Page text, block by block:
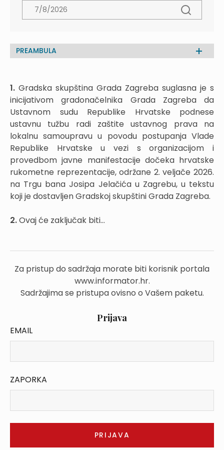
PREAMBULA
1. Gradska skupština Grada Zagreba suglasna je s
inicijativom gradonačelnika Grada Zagreba da
Ustavnom sudu Republike Hrvatske podnese
ustavnu tužbu radi zaštite ustavnog prava na
lokalnu samoupravu u povodu postupanja Vlade
Republike Hrvatske u vezi s organizacijom i
provedbom javne manifestacije dočeka hrvatske
rukometne reprezentacije, održane 2. veljače 2026.
na Trgu bana Josipa Jelačića u Zagrebu, u tekstu
koji je dostavljen Gradskoj skupštini Grada Zagreba.
2.Ovaj će zaključak biti...
Za pristup do sadržaja morate biti korisnik portala
www.informator.hr.
Sadržajima se pristupa ovisno o Vašem paketu.
Prijava
EMAIL
ZAPORKA